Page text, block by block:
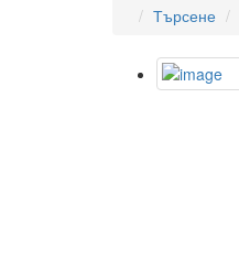
Търсене